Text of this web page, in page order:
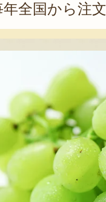
全国から注
には三条果
いる。三条
樹の魅力を全
展開し、三条
。